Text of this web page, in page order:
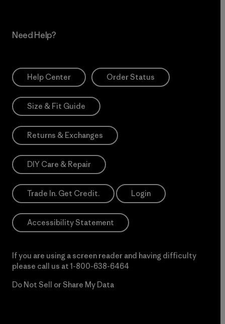
Need Help?
Help Center Order Status
Size & Fit Guide
Returns & Exchanges
DIY Care & Repair
Trade In. Get Credit. Login
Accessibility Statement
If you are using a screen reader and having difficulty
please call us at 1-800-638-6464
Do Not Sell or Share My Data